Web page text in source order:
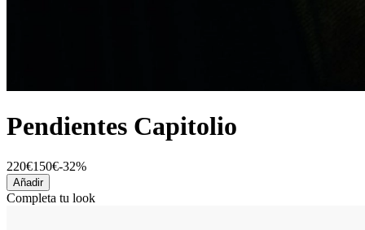
Pendientes Capitolio
220€150€-32%
Añadir
Completa tu look